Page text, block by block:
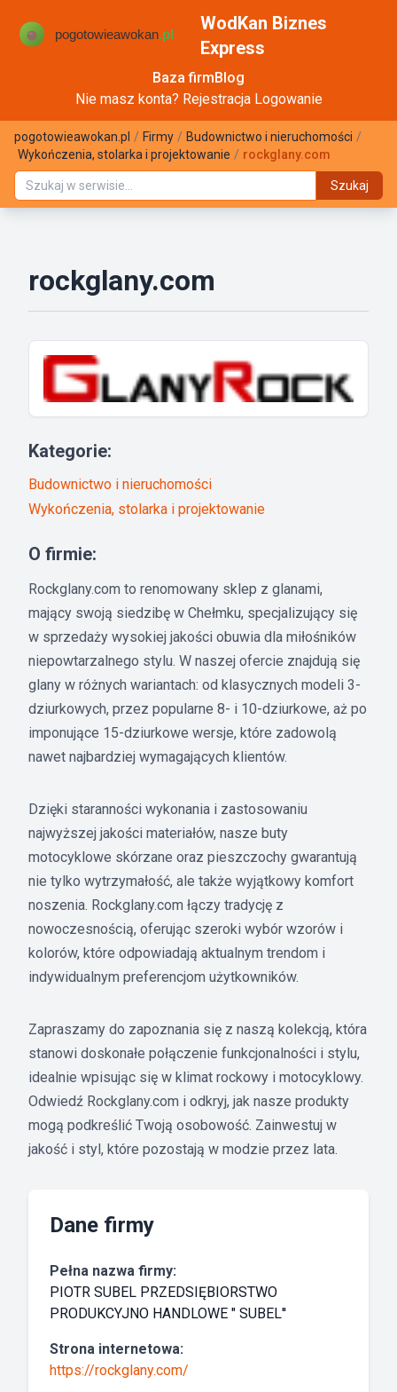
WodKan Biznes
Express
Baza firmBlog
Nie masz konta? Rejestracja Logowanie
pogotowieawokan.pl / Firmy / Budownictwo i nieruchomości /
Wykończenia, stolarka i projektowanie / rockglany.com
Szukaj
rockglany.com
Kategorie:
Budownictwo i nieruchomości
Wykończenia, stolarka i projektowanie
O firmie:
Rockglany.com to renomowany sklep z glanami,
mający swoją siedzibę w Chełmku, specjalizujący się
w sprzedaży wysokiej jakości obuwia dla miłośników
niepowtarzalnego stylu. W naszej ofercie znajdują się
glany w różnych wariantach: od klasycznych modeli 3-
dziurkowych, przez popularne 8- i 10-dziurkowe, aż po
imponujące 15-dziurkowe wersje, które zadowolą
nawet najbardziej wymagających klientów.
Dzięki staranności wykonania i zastosowaniu
najwyższej jakości materiałów, nasze buty
motocyklowe skórzane oraz pieszczochy gwarantują
nie tylko wytrzymałość, ale także wyjątkowy komfort
noszenia. Rockglany.com łączy tradycję z
nowoczesnością, oferując szeroki wybór wzorów i
kolorów, które odpowiadają aktualnym trendom i
indywidualnym preferencjom użytkowników.
Zapraszamy do zapoznania się z naszą kolekcją, która
stanowi doskonałe połączenie funkcjonalności i stylu,
idealnie wpisując się w klimat rockowy i motocyklowy.
Odwiedź Rockglany.com i odkryj, jak nasze produkty
mogą podkreślić Twoją osobowość. Zainwestuj w
jakość i styl, które pozostają w modzie przez lata.
Dane firmy
Pełna nazwa firmy:
PIOTR SUBEL PRZEDSIĘBIORSTWO
PRODUKCYJNO HANDLOWE " SUBEL''
Strona internetowa:
https://rockglany.com/